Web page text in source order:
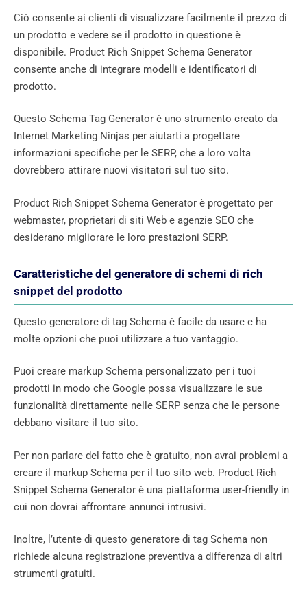
Ciò consente ai clienti di visualizzare facilmente il prezzo di
un prodotto e vedere se il prodotto in questione è
disponibile. Product Rich Snippet Schema Generator
consente anche di integrare modelli e identificatori di
prodotto.
Questo Schema Tag Generator è uno strumento creato da
Internet Marketing Ninjas per aiutarti a progettare
informazioni specifiche per le SERP, che a loro volta
dovrebbero attirare nuovi visitatori sul tuo sito.
Product Rich Snippet Schema Generator è progettato per
webmaster, proprietari di siti Web e agenzie SEO che
desiderano migliorare le loro prestazioni SERP.
Caratteristiche del generatore di schemi di rich
snippet del prodotto
Questo generatore di tag Schema è facile da usare e ha
molte opzioni che puoi utilizzare a tuo vantaggio.
Puoi creare markup Schema personalizzato per i tuoi
prodotti in modo che Google possa visualizzare le sue
funzionalità direttamente nelle SERP senza che le persone
debbano visitare il tuo sito.
Per non parlare del fatto che è gratuito, non avrai problemi a
creare il markup Schema per il tuo sito web. Product Rich
Snippet Schema Generator è una piattaforma user-friendly in
cui non dovrai affrontare annunci intrusivi.
Inoltre, l’utente di questo generatore di tag Schema non
richiede alcuna registrazione preventiva a differenza di altri
strumenti gratuiti.